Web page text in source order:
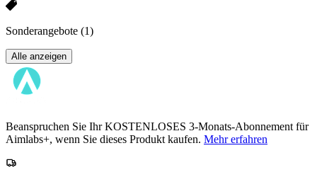
Sonderangebote (1)
Alle anzeigen
Beanspruchen Sie Ihr KOSTENLOSES 3-Monats-Abonnement für
Aimlabs+, wenn Sie dieses Produkt kaufen. Mehr erfahren